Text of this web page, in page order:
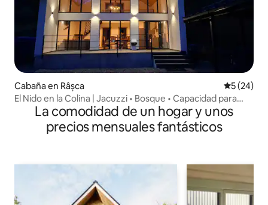
Cabaña en Râșca
5 (24)
El Nido en la Colina | Jacuzzi • Bosque • Capacidad para
10 personas
La comodidad de un hogar y unos
precios mensuales fantásticos